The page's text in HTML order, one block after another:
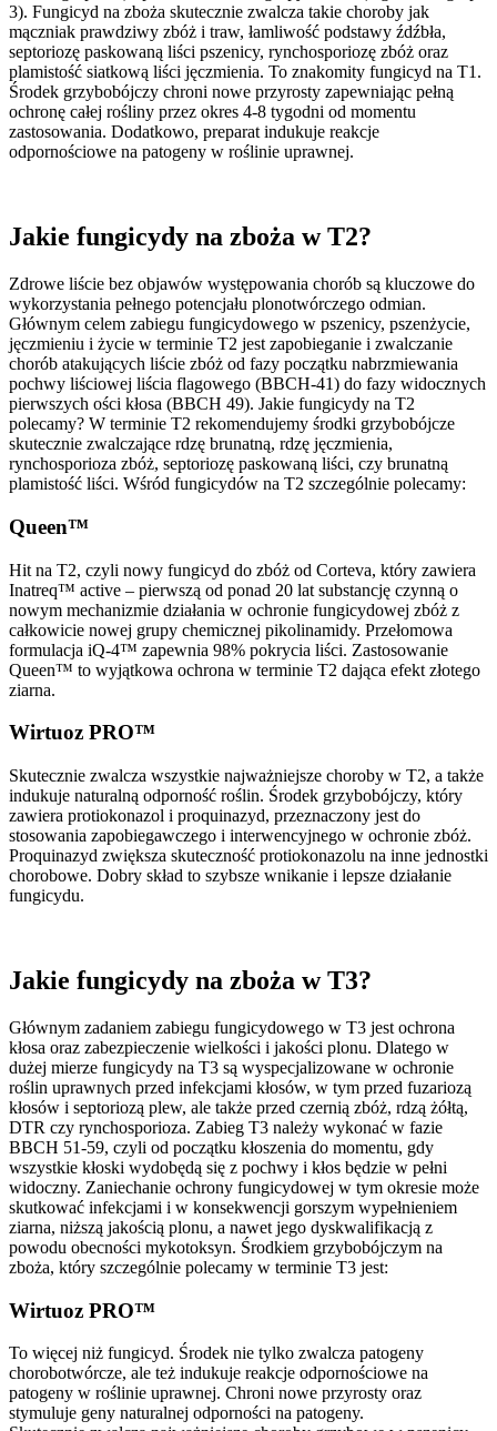
3). Fungicyd na zboża skutecznie zwalcza takie choroby jak
mączniak prawdziwy zbóż i traw, łamliwość podstawy źdźbła,
septoriozę paskowaną liści pszenicy, rynchosporiozę zbóż oraz
plamistość siatkową liści jęczmienia. To znakomity fungicyd na T1.
Środek grzybobójczy chroni nowe przyrosty zapewniając pełną
ochronę całej rośliny przez okres 4-8 tygodni od momentu
zastosowania. Dodatkowo, preparat indukuje reakcje
odpornościowe na patogeny w roślinie uprawnej.
Jakie fungicydy na zboża w T2?
Zdrowe liście bez objawów występowania chorób są kluczowe do
wykorzystania pełnego potencjału plonotwórczego odmian.
Głównym celem zabiegu fungicydowego w pszenicy, pszenżycie,
jęczmieniu i życie w terminie T2 jest zapobieganie i zwalczanie
chorób atakujących liście zbóż od fazy początku nabrzmiewania
pochwy liściowej liścia flagowego (BBCH-41) do fazy widocznych
pierwszych ości kłosa (BBCH 49). Jakie fungicydy na T2
polecamy? W terminie T2 rekomendujemy środki grzybobójcze
skutecznie zwalczające rdzę brunatną, rdzę jęczmienia,
rynchosporioza zbóż, septoriozę paskowaną liści, czy brunatną
plamistość liści. Wśród fungicydów na T2 szczególnie polecamy:
Queen™
Hit na T2, czyli nowy fungicyd do zbóż od Corteva, który zawiera
Inatreq™ active – pierwszą od ponad 20 lat substancję czynną o
nowym mechanizmie działania w ochronie fungicydowej zbóż z
całkowicie nowej grupy chemicznej pikolinamidy. Przełomowa
formulacja iQ-4™ zapewnia 98% pokrycia liści. Zastosowanie
Queen™ to wyjątkowa ochrona w terminie T2 dająca efekt złotego
ziarna.
Wirtuoz PRO™
Skutecznie zwalcza wszystkie najważniejsze choroby w T2, a także
indukuje naturalną odporność roślin. Środek grzybobójczy, który
zawiera protiokonazol i proquinazyd, przeznaczony jest do
stosowania zapobiegawczego i interwencyjnego w ochronie zbóż.
Proquinazyd zwiększa skuteczność protiokonazolu na inne jednostki
chorobowe. Dobry skład to szybsze wnikanie i lepsze działanie
fungicydu.
Jakie fungicydy na zboża w T3?
Głównym zadaniem zabiegu fungicydowego w T3 jest ochrona
kłosa oraz zabezpieczenie wielkości i jakości plonu. Dlatego w
dużej mierze fungicydy na T3 są wyspecjalizowane w ochronie
roślin uprawnych przed infekcjami kłosów, w tym przed fuzariozą
kłosów i septoriozą plew, ale także przed czernią zbóż, rdzą żółtą,
DTR czy rynchosporioza. Zabieg T3 należy wykonać w fazie
BBCH 51-59, czyli od początku kłoszenia do momentu, gdy
wszystkie kłoski wydobędą się z pochwy i kłos będzie w pełni
widoczny. Zaniechanie ochrony fungicydowej w tym okresie może
skutkować infekcjami i w konsekwencji gorszym wypełnieniem
ziarna, niższą jakością plonu, a nawet jego dyskwalifikacją z
powodu obecności mykotoksyn. Środkiem grzybobójczym na
zboża, który szczególnie polecamy w terminie T3 jest:
Wirtuoz PRO™
To więcej niż fungicyd. Środek nie tylko zwalcza patogeny
chorobotwórcze, ale też indukuje reakcje odpornościowe na
patogeny w roślinie uprawnej. Chroni nowe przyrosty oraz
stymuluje geny naturalnej odporności na patogeny.